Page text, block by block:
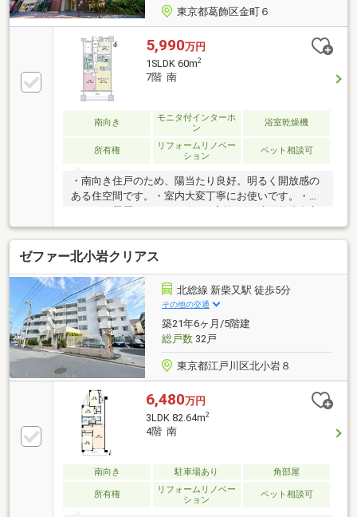
東京都葛飾区金町６
5,990万円
1SLDK 60m2
7階 南
南向き
モニタ付インターホ
ン
浴室乾燥機
所有権
リフォームリノベー
ション
ペット相談可
・南向き住戸のため、陽当たり良好。明るく開放感の
ある住空間です。・室内大変丁寧にお使いです。・リ
換、トイレ交換、全フローリング張替、全クロス貼
替、洗濯機用防水パン交換、ガス給湯器交換、エアコ
ン新規設置（LDK）ほか・アウトフレーム工法採用。
柱の出っ張りが少なく、家具配置がしやすい設計で
す。・ペット飼育可能（飼育細則あり）・安心のTVモ
ニター付オートロック・不在時に便利な宅配ボック
ス・雨の日のお洗濯にも便利な浴室換気乾燥機・遮音
性、安全性、メンテナンス性に配慮した二重床・二重
天井
ゼファー北小岩クリアス
北総線 新柴又駅 徒歩5分
その他の交通
築21年6ヶ月/5階建
総戸数32戸
東京都江戸川区北小岩８
6,480万円
3LDK 82.64m2
4階 南
南向き 駐車場あり 角部屋
所有権
リフォームリノベー
ション
ペット相談可